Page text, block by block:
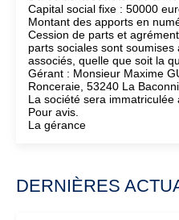
Capital social fixe : 50000
Montant des apports en
Cession de parts et
parts sociales sont
associés, quelle que soit la
Gérant : Monsieur Maxime
Ronceraie, 53240 La
La société sera immatriculée
Pour avis.
La gérance
DERNIÈRES